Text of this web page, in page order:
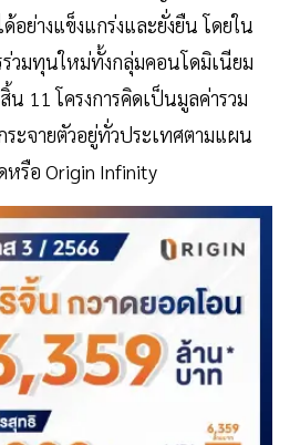
อย่างแข็งแกร่งและยั่งยืน โดยใน
วมทุนใหม่ทั้งกลุ่มคอนโดมิเนียม
น 11 โครงการคิดเป็นมูลค่ารวม
ะจายตัวอยู่ทั่วประเทศตามแผน
หรือ Origin Infinity